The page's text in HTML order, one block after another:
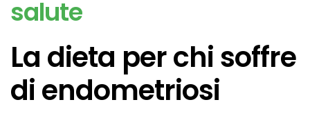
salute
La dieta per chi soffre
di endometriosi